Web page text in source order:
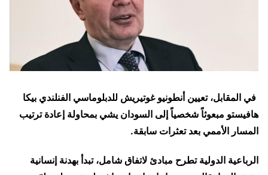
في المقابل، تعيين أنطونيو غوتيريش للدبلوماسي الفنلندي بيكا
هافيستو مبعوثاً شخصياً إلى السودان يشي بمحاولة إعادة ترتيب
المسار الأممي بعد تعثرات سابقة.
الرباعية الدولية تطرح مبادئ لاتفاق شامل، تبدأ بهدنة إنسانية